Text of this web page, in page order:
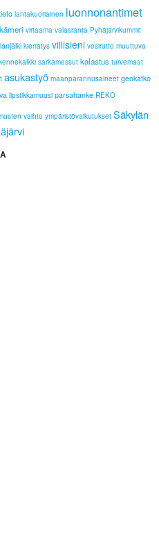
lantakuoriainen luonnonantimet
virtaama valasranta Pyhäjärvikummit
kierrätys villisieni vesirutto muuttuva
sarkamessut kalastus turvemaat
asukastyö maanparannusaineet geokätkö
lipstikkamuusi parsahanke REKO
vaihto ympäristövaikutukset Säkylän